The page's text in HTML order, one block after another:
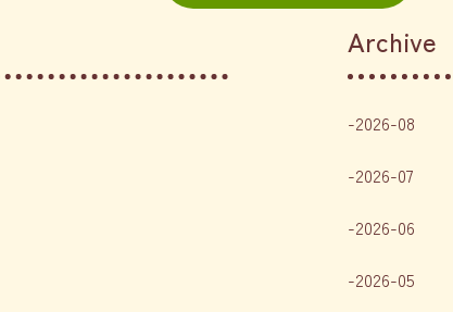
Archive
2026-08
2026-07
2026-06
2026-05